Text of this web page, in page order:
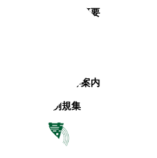
町の概要
観光地・公共施設等案内
電子掲示場・例規集